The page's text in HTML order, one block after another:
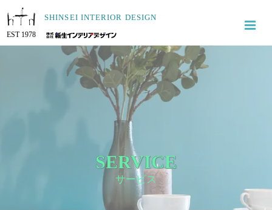
EST 1978
SHINSEI INTERIOR DESIGN
SERVICE
サービス